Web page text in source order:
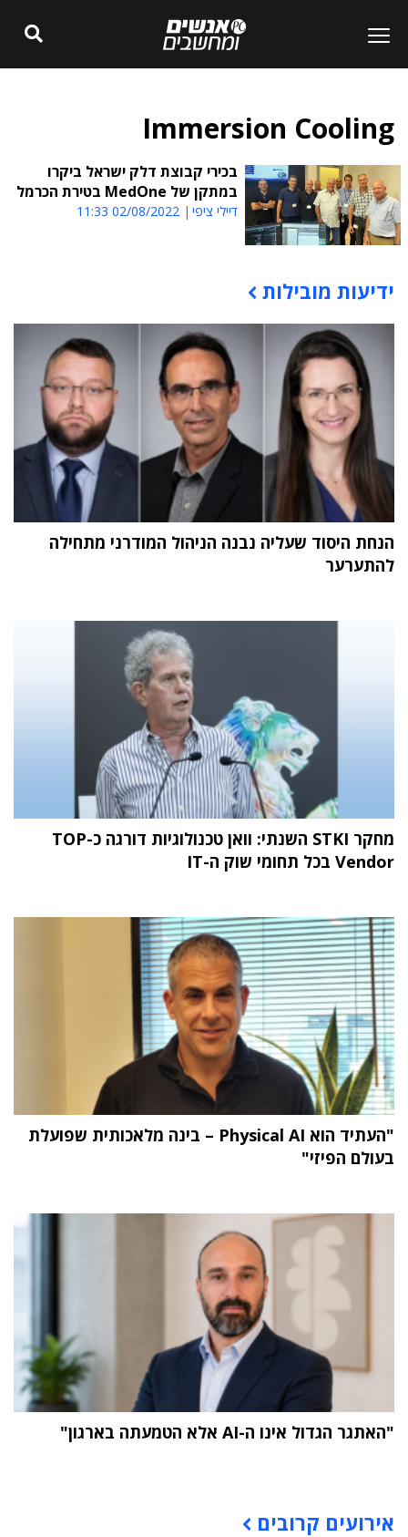
Immersion Cooling
בכירי קבוצת דלק ישראל ביקרו
במתקן של MedOne בטירת הכרמל
דיילי ציפי 02/08/2022 11:33
תוכן פרסומי
ידיעות מובילות
הנחת היסוד שעליה נבנה הניהול המודרני מתחילה
להתערער
מחקר STKI השנתי: וואן טכנולוגיות דורגה כ-TOP
Vendor בכל תחומי שוק ה-IT
"העתיד הוא Physical AI – בינה מלאכותית שפועלת
בעולם הפיזי"
"האתגר הגדול אינו ה-AI אלא הטמעתה בארגון"
אירועים קרובים